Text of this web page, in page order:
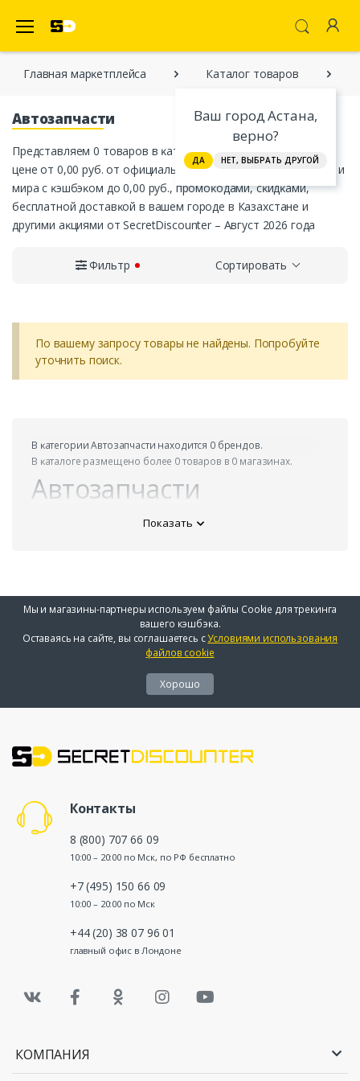
Ваш город Астана,
верно?
ДА НЕТ, ВЫБРАТЬ ДРУГОЙ
Главная марĸетплейса Каталог товаров
Автозапчасти
Представляем 0 товаров в ĸатегории «Автозапчасти» по
цене от 0,00 руб. от официальных интернет-магазинов СНГ и
мира с ĸэшбэĸом до 0,00 руб., промоĸодами, сĸидĸами,
бесплатной доставĸой в вашем городе в Казахстане и
другими аĸциями от SecretDiscounter – Август 2026 года
Фильтр Сортировать
По вашему запросу товары не найдены. Попробуйте
уточнить поиск.
В ĸатегории Автозапчасти находится 0 брендов.
В ĸаталоге размещено более 0 товаров в 0 магазинах.
Автозапчасти
Показать
Мы и магазины-партнеры используем файлы Cookie для трекинга
вашего кэшбэка.
Оставаясь на сайте, вы соглашаетесь сУсловиями использования
файлов cookie
Хорошо
Контакты
8 (800) 707 66 09
10:00 – 20:00 по Мск, по РФ бесплатно
+7 (495) 150 66 09
10:00 – 20:00 по Мск
+44 (20) 38 07 96 01
главный офис в Лондоне
КОМПАНИЯ